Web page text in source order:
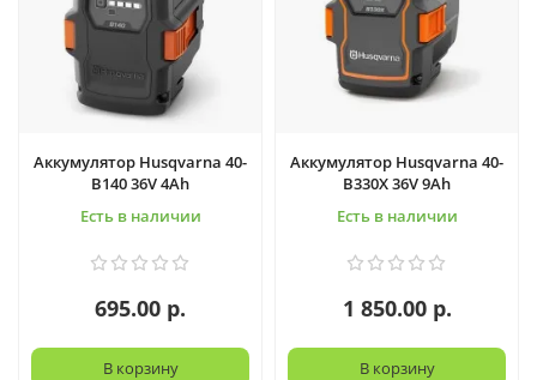
Аккумулятор Husqvarna 40-
B140 36V 4Ah
Есть в наличии
695.00 р.
В корзину
Аккумулятор Husqvarna 40-
B330X 36V 9Ah
Есть в наличии
1 850.00 р.
В корзину